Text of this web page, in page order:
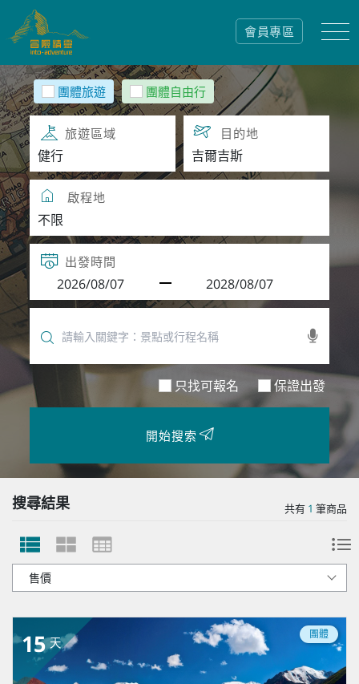
會員專區
團體旅遊 團體自由行
旅遊區域 目的地
啟程地
出發時間
只找可報名 保證出發
開始搜索
搜尋結果 共有 1 筆商品
15 天
團體